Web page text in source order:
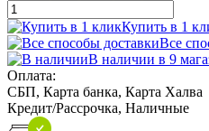
Купить в 1
Все
В наличии в 9
Оплата:
СБП, Карта банка, Карта Халва
Кредит/Рассрочка, Наличные